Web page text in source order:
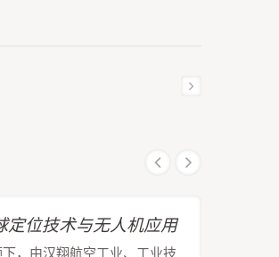
定位技术与无人机应用
，由汉翔航空工业、工业技